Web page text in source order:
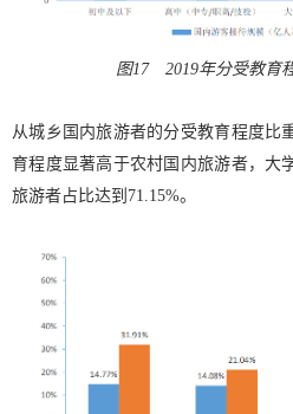
图17 2019年分受教育
从城乡国内旅游者的分受教育程度比
育程度显著高于农村国内旅游者，大
旅游者占比达到71.15%。